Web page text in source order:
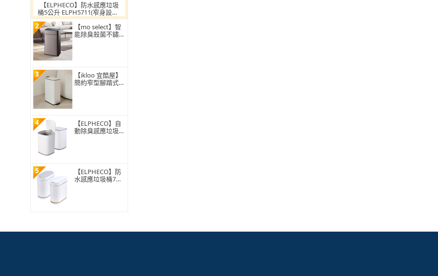
【ELPHECO】防水感應垃圾
桶5公升 ELPH5711(窄身設計/
小容量/小空間適用)
2
【mo select】智
能除臭殺菌不鏽鋼
3
【ikloo 宜酷屋】
簡約窄型腳踏式垃
4
【ELPHECO】自
動除臭感應垃圾桶
5
【ELPHECO】防
水感應垃圾桶7公